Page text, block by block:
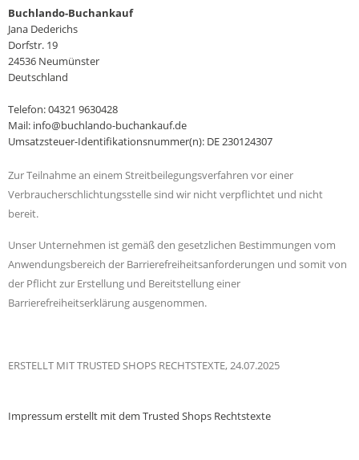
Buchlando-Buchankauf
Jana Dederichs
Dorfstr. 19
24536 Neumünster
Deutschland
Telefon: 04321 9630428
Mail: info@buchlando-buchankauf.de
Umsatzsteuer-Identifikationsnummer(n): DE 230124307
Zur Teilnahme an einem Streitbeilegungsverfahren vor einer
Verbraucherschlichtungsstelle sind wir nicht verpflichtet und nicht
bereit.
Unser Unternehmen ist gemäß den gesetzlichen Bestimmungen vom
Anwendungsbereich der Barrierefreiheitsanforderungen und somit von
der Pflicht zur Erstellung und Bereitstellung einer
Barrierefreiheitserklärung ausgenommen.
ERSTELLT MIT TRUSTED SHOPS RECHTSTEXTE, 24.07.2025
Impressum erstellt mit dem Trusted Shops Rechtstexte